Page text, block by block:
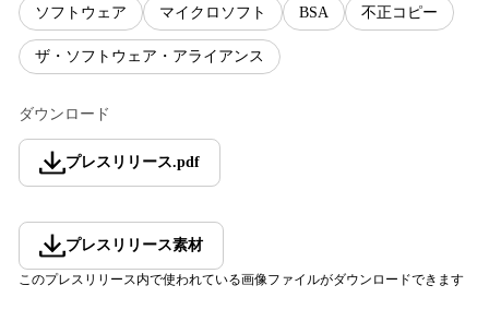
ソフトウェア マイクロソフト BSA 不正コピー
ザ・ソフトウェア・アライアンス
ダウンロード
プレスリリース.pdf
プレスリリース素材
このプレスリリース内で使われている画像ファイルがダウンロードできます